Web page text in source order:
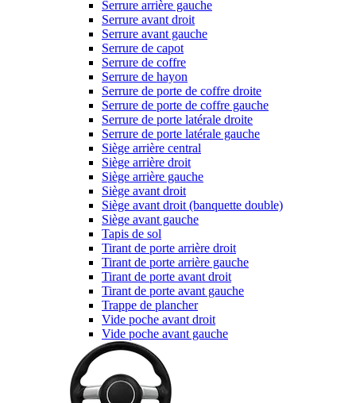
Serrure arrière gauche
Serrure avant droit
Serrure avant gauche
Serrure de capot
Serrure de coffre
Serrure de hayon
Serrure de porte de coffre droite
Serrure de porte de coffre gauche
Serrure de porte latérale droite
Serrure de porte latérale gauche
Siège arrière central
Siège arrière droit
Siège arrière gauche
Siège avant droit
Siège avant droit (banquette double)
Siège avant gauche
Tapis de sol
Tirant de porte arrière droit
Tirant de porte arrière gauche
Tirant de porte avant droit
Tirant de porte avant gauche
Trappe de plancher
Vide poche avant droit
Vide poche avant gauche